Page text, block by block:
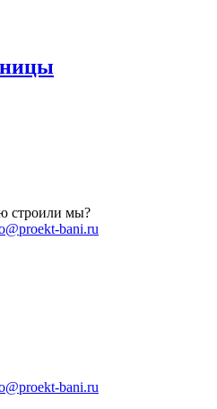
строили мы?
bani.ru
bani.ru